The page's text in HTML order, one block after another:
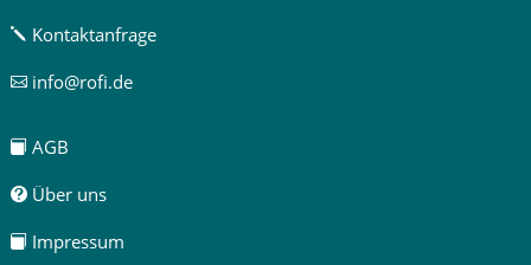
j Kontaktanfrage
info@rofi.de
 AGB
Über uns
 Impressum